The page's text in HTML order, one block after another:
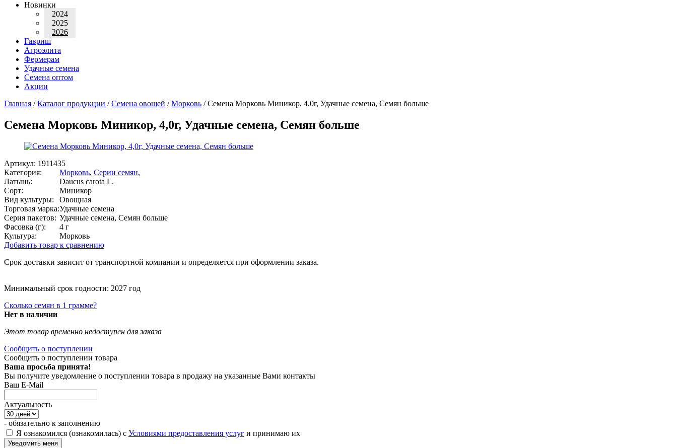
Новинки
2024
2025
2026
Гавриш
Агроэлита
Фермерам
Удачные семена
Семена оптом
Акции
Главная /Каталог продукции /Семена овощей /Морковь /Семена Морковь Миникор, 4,0г, Удачные семена, Семян больше
Семена Морковь Миникор, 4,0г, Удачные семена, Семян больше
Артикул: 1911435
Категория:
Морковь, Серии семян,
Латынь:
Daucus carota L.
Сорт:
Миникор
Вид культуры:
Овощная
Торговая марка:Удачные семена
Серия пакетов: Удачные семена, Семян больше
Фасовка (г):
4 г
Культура:
Морковь
Добавить товар к сравнению
Срок доставки зависит от транспортной компании и определяется при оформлении заказа.
Минимальный срок годности: 2027 год
Сколько семян в 1 грамме?
Нет в наличии
Этот товар временно недоступен для заказа
Сообщить о поступлении
Сообщить о поступлении товара
Ваша просьба принята!
Вы получите уведомление о поступлении товара в продажу на указанные Вами контакты
Ваш E-Mail
Актуальность
- обязательно к заполнению
Я ознакомился (ознакомилась) с Условиями предоставления услуг и принимаю их